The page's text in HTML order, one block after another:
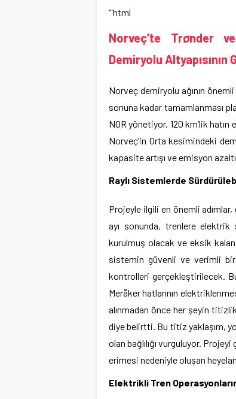
“`html
Norveç’te Trønder
Demiryolu Altyapısının
Norveç demiryolu ağının
sonuna kadar tamamlanması
NOR yönetiyor. 120 km’lik
Norveç’in Orta kesimindeki
kapasite artışı ve emisyon
Raylı Sistemlerde
Projeyle ilgili en önemli adımlar,
ayı sonunda, trenlere
kurulmuş olacak ve eksik kalan
sistemin güvenli ve verimli bir
kontrolleri gerçekleştirilecek.
Meråker hatlarının
alınmadan önce her şeyin
diye belirtti. Bu titiz yaklaşım,
olan bağlılığı vurguluyor.
erimesi nedeniyle oluşan
Elektrikli Tren